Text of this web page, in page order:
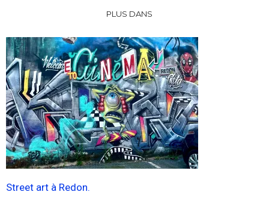
PLUS DANS
Street art à Redon.